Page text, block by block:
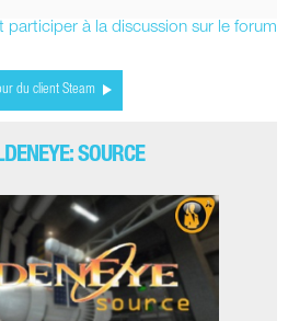
participer à la discussion sur le forum
du client Steam
SOURCE